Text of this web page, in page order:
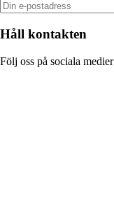
Håll kontakten
Följ oss på sociala medier